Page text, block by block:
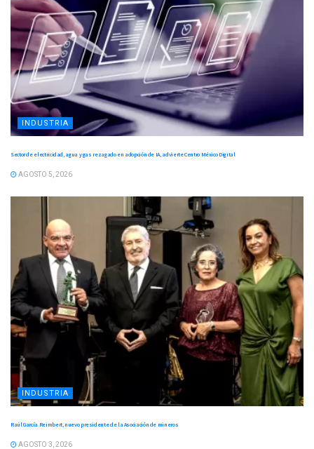
INDUSTRIA
Sector de electricidad, agua y gas rezagado en adopción de IA, advierte Centro México Digital
AGOSTO 5, 2026
INDUSTRIA
Raúl García Reimbert, nuevo presidente de la Asociación de mineros
AGOSTO 3, 2026